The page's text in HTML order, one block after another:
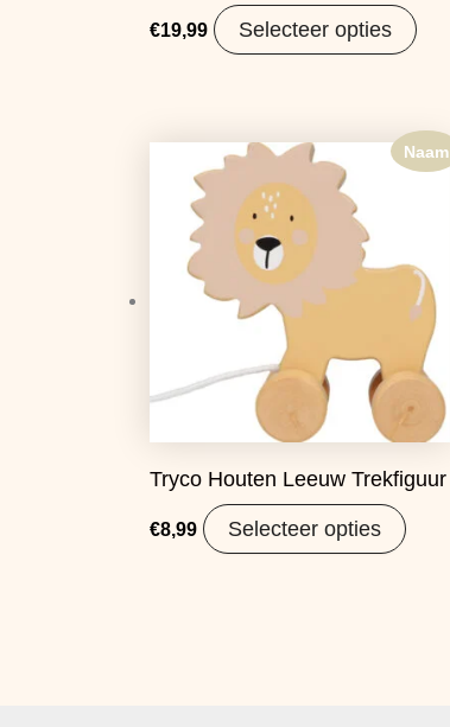
€19,99 Selecteer opties
Naam
Tryco Houten Leeuw Trekfiguur
€8,99 Selecteer opties